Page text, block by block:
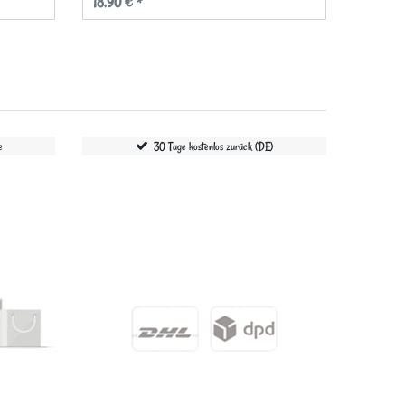
30 Tage kostenlos zurück (DE)